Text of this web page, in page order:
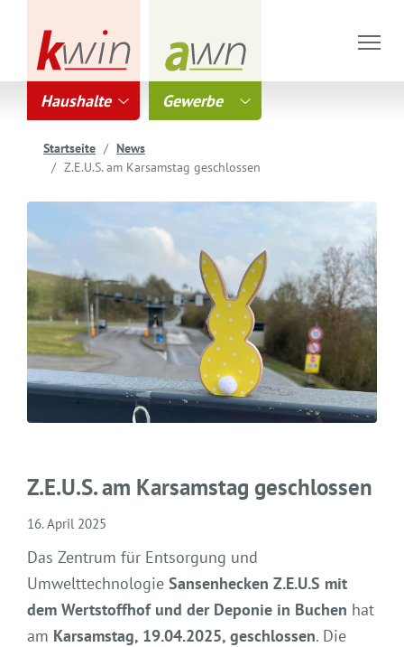
Haushalte Gewerbe
Startseite
News
Z.E.U.S. am Karsamstag geschlossen
Z.E.U.S. am Karsamstag geschlossen
16. April 2025
Das Zentrum für Entsorgung und
Umwelttechnologie Sansenhecken Z.E.U.S mit
dem Wertstoffhof und der Deponie in Buchen hat
am Karsamstag, 19.04.2025, geschlossen. Die